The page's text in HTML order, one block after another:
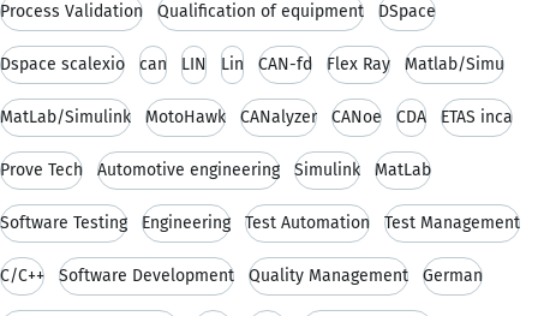
Process Validation Qualification of equipment DSpace
Dspace scalexio can LIN Lin CAN-fd Flex Ray Matlab/Simu
MatLab/Simulink MotoHawk CANalyzer CANoe CDA ETAS inca
Prove Tech Automotive engineering Simulink MatLab
Software Testing Engineering Test Automation Test Management
C/C++ Software Development Quality Management German